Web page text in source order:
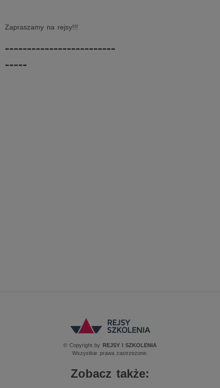
Zapraszamy na rejsy!!!
-------------------------
-----
© Copyright by REJSY I SZKOLENIA
Wszystkie prawa zastrzeżone.
Zobacz także: